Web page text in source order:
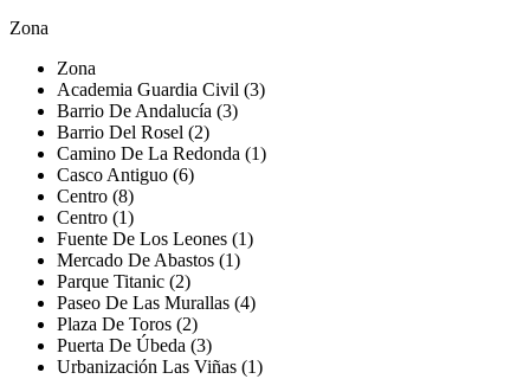
Zona
Zona
Academia Guardia Civil (3)
Barrio De Andalucía (3)
Barrio Del Rosel (2)
Camino De La Redonda (1)
Casco Antiguo (6)
Centro (8)
Centro (1)
Fuente De Los Leones (1)
Mercado De Abastos (1)
Parque Titanic (2)
Paseo De Las Murallas (4)
Plaza De Toros (2)
Puerta De Úbeda (3)
Urbanización Las Viñas (1)